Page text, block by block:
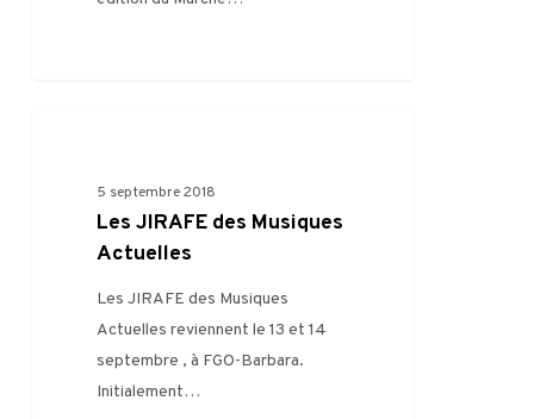
5 septembre 2018
Les JIRAFE des Musiques
Actuelles
Les JIRAFE des Musiques
Actuelles reviennent le 13 et 14
septembre , à FGO-Barbara.
Initialement…